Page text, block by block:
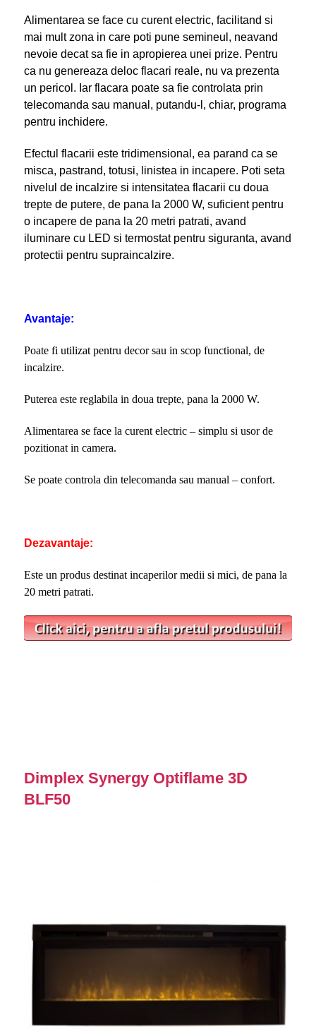
Alimentarea se face cu curent electric, facilitand si
mai mult zona in care poti pune semineul, neavand
nevoie decat sa fie in apropierea unei prize. Pentru
ca nu genereaza deloc flacari reale, nu va prezenta
un pericol. Iar flacara poate sa fie controlata prin
telecomanda sau manual, putandu-l, chiar, programa
pentru inchidere.
Efectul flacarii este tridimensional, ea parand ca se
misca, pastrand, totusi, linistea in incapere. Poti seta
nivelul de incalzire si intensitatea flacarii cu doua
trepte de putere, de pana la 2000 W, suficient pentru
o incapere de pana la 20 metri patrati, avand
iluminare cu LED si termostat pentru siguranta, avand
protectii pentru supraincalzire.
Avantaje:
Poate fi utilizat pentru decor sau in scop functional, de
incalzire.
Puterea este reglabila in doua trepte, pana la 2000 W.
Alimentarea se face la curent electric – simplu si usor de
pozitionat in camera.
Se poate controla din telecomanda sau manual – confort.
Dezavantaje:
Este un produs destinat incaperilor medii si mici, de pana la
20 metri patrati.
Dimplex Synergy Optiflame 3D
BLF50